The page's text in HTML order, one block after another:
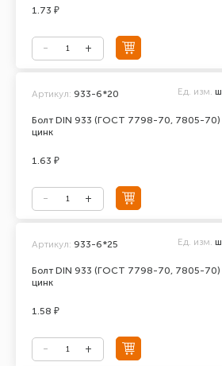
1.73 ₽
Болт DIN 933 (ГОСТ 7798-70, 7805-70)
цинк
Артикул: 933-6*20 Ед. изм.
1.63 ₽
Болт DIN 933 (ГОСТ 7798-70, 7805-70)
цинк
Артикул: 933-6*25 Ед. изм.
1.58 ₽